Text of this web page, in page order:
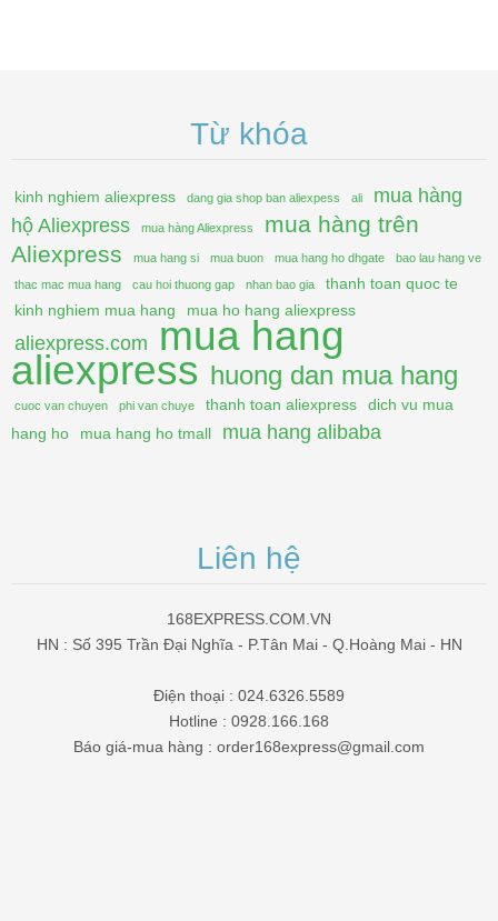
Từ khóa
kinh nghiem aliexpress dang gia shop ban aliexpess ali
mua hàng
hộ Aliexpress
mua hàng Aliexpress
mua hàng trên
Aliexpress
mua hang si mua buon mua hang ho dhgate
bao lau hang ve
thac mac mua hang
cau hoi thuong gap nhan bao gia
thanh toan quoc te
kinh nghiem mua hang
mua ho hang aliexpress
aliexpress.com mua hang
aliexpress huong dan mua hang
cuoc van chuyen phi van chuye thanh toan aliexpress
dich vu mua
hang ho
mua hang ho tmall mua hang alibaba
Liên hệ
168EXPRESS.COM.VN
HN : Số 395 Trần Đại Nghĩa - P.Tân Mai - Q.Hoàng Mai - HN
Điện thoại : 024.6326.5589
Hotline : 0928.166.168
Báo giá-mua hàng : order168express@gmail.com